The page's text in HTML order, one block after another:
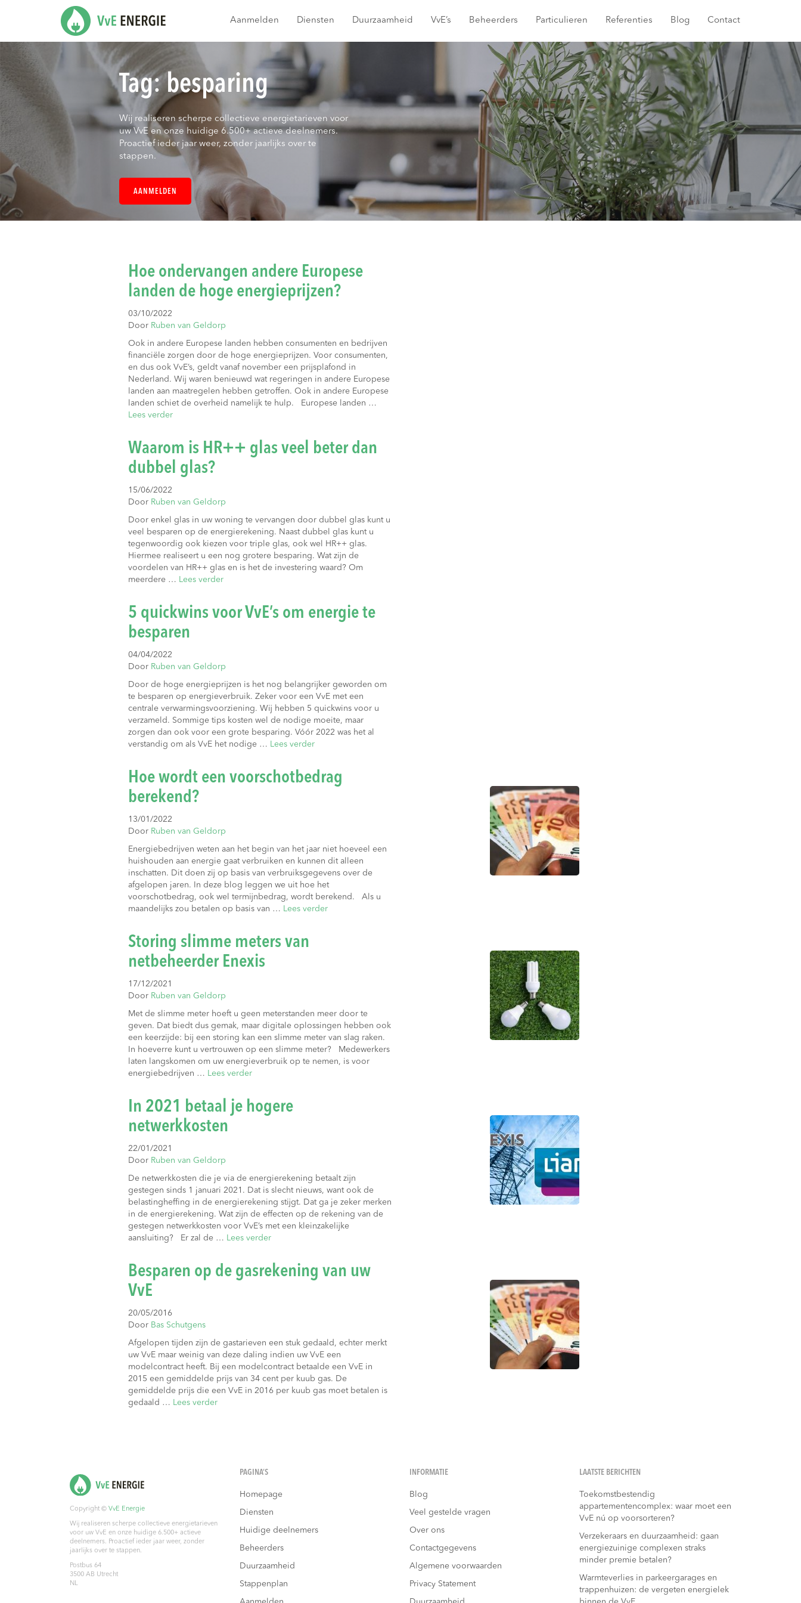
Aanmelden Diensten Duurzaamheid VvE’s Beheerders Particulieren Referenties Blog Contact
Tag:besparing
Wij realiseren scherpe collectieve energietarieven voor
uw VvE en onze huidige 6.500+ actieve deelnemers.
Proactief ieder jaar weer, zonder jaarlijks over te
stappen.
AANMELDEN
Hoe ondervangen andere Europese
landen de hoge energieprijzen?
03/10/2022
Door Ruben van Geldorp
Ook in andere Europese landen hebben consumenten en bedrijven
financiële zorgen door de hoge energieprijzen. Voor consumenten,
en dus ook VvE’s, geldt vanaf november een prijsplafond in
Nederland. Wij waren benieuwd wat regeringen in andere Europese
landen aan maatregelen hebben getroffen. Ook in andere Europese
landen schiet de overheid namelijk te hulp. Europese landen …
Lees verder
Waarom is HR++ glas veel beter dan
dubbel glas?
15/06/2022
Door Ruben van Geldorp
Door enkel glas in uw woning te vervangen door dubbel glas kunt u
veel besparen op de energierekening. Naast dubbel glas kunt u
tegenwoordig ook kiezen voor triple glas, ook wel HR++ glas.
Hiermee realiseert u een nog grotere besparing. Wat zijn de
voordelen van HR++ glas en is het de investering waard? Om
meerdere … Lees verder
5 quickwins voor VvE’s om energie te
besparen
04/04/2022
Door Ruben van Geldorp
Door de hoge energieprijzen is het nog belangrijker geworden om
te besparen op energieverbruik. Zeker voor een VvE met een
centrale verwarmingsvoorziening. Wij hebben 5 quickwins voor u
verzameld. Sommige tips kosten wel de nodige moeite, maar
zorgen dan ook voor een grote besparing. Vóór 2022 was het al
verstandig om als VvE het nodige … Lees verder
Hoe wordt een voorschotbedrag
berekend?
13/01/2022
Door Ruben van Geldorp
Energiebedrijven weten aan het begin van het jaar niet hoeveel een
huishouden aan energie gaat verbruiken en kunnen dit alleen
inschatten. Dit doen zij op basis van verbruiksgegevens over de
afgelopen jaren. In deze blog leggen we uit hoe het
voorschotbedrag, ook wel termijnbedrag, wordt berekend. Als u
maandelijks zou betalen op basis van … Lees verder
Storing slimme meters van
netbeheerder Enexis
17/12/2021
Door Ruben van Geldorp
Met de slimme meter hoeft u geen meterstanden meer door te
geven. Dat biedt dus gemak, maar digitale oplossingen hebben ook
een keerzijde: bij een storing kan een slimme meter van slag raken.
In hoeverre kunt u vertrouwen op een slimme meter? Medewerkers
laten langskomen om uw energieverbruik op te nemen, is voor
energiebedrijven … Lees verder
In 2021 betaal je hogere
netwerkkosten
22/01/2021
Door Ruben van Geldorp
De netwerkkosten die je via de energierekening betaalt zijn
gestegen sinds 1 januari 2021. Dat is slecht nieuws, want ook de
belastingheffing in de energierekening stijgt. Dat ga je zeker merken
in de energierekening. Wat zijn de effecten op de rekening van de
gestegen netwerkkosten voor VvE’s met een kleinzakelijke
aansluiting? Er zal de … Lees verder
Besparen op de gasrekening van uw
VvE
20/05/2016
Door Bas Schutgens
Afgelopen tijden zijn de gastarieven een stuk gedaald, echter merkt
uw VvE maar weinig van deze daling indien uw VvE een
modelcontract heeft. Bij een modelcontract betaalde een VvE in
2015 een gemiddelde prijs van 34 cent per kuub gas. De
gemiddelde prijs die een VvE in 2016 per kuub gas moet betalen is
gedaald … Lees verder
Copyright © VvE Energie
Wij realiseren scherpe collectieve energietarieven
voor uw VvE en onze huidige 6.500+ actieve
deelnemers. Proactief ieder jaar weer, zonder
jaarlijks over te stappen.
Postbus 64
3500 AB Utrecht
NL
PAGINA’S
Homepage
Diensten
Huidige deelnemers
Beheerders
Duurzaamheid
Stappenplan
INFORMATIE
Blog
Veel gestelde vragen
Over ons
Contactgegevens
Algemene voorwaarden
Privacy Statement
LAATSTE BERICHTEN
Toekomstbestendig
appartementencomplex: waar moet een
VvE nú op voorsorteren?
Verzekeraars en duurzaamheid: gaan
energiezuinige complexen straks
minder premie betalen?
Warmteverlies in parkeergarages en
trappenhuizen: de vergeten energielek